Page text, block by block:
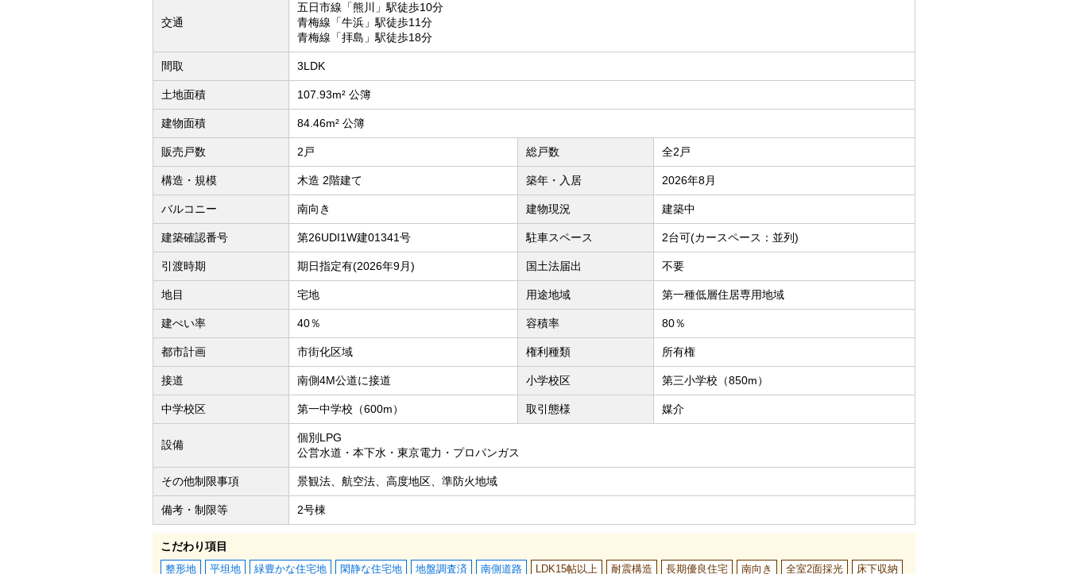
交通
五日市線「熊川」駅徒歩10分
青梅線「牛浜」駅徒歩11分
青梅線「拝島」駅徒歩18分
間取 3LDK
土地面積 107.93m² 公簿
建物面積 84.46m² 公簿
販売戸数 2戸 総戸数 全2戸
構造・規模 木造 2階建て 築年・入居 2026年8月
バルコニー 南向き 建物現況 建築中
建築確認番号 第26UDI1W建01341号 駐車スペース 2台可(カースペース：並列)
引渡時期 期日指定有(2026年9月) 国土法届出 不要
地目 宅地 用途地域 第一種低層住居専用地域
建ぺい率 40％ 容積率 80％
都市計画 市街化区域 権利種類 所有権
接道 南側4M公道に接道 小学校区 第三小学校（850m）
中学校区 第一中学校（600m） 取引態様 媒介
設備
個別LPG
公営水道・本下水・東京電力・プロパンガス
その他制限事項 景観法、航空法、高度地区、準防火地域
備考・制限等 2号棟
こだわり項目
整形地 平坦地 緑豊かな住宅地 閑静な住宅地 地盤調査済 南側道路 LDK15帖以上 耐震構造 長期優良住宅 南向き 全室2面採光 床下収納